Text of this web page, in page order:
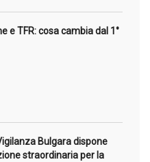
e TFR: cosa cambia dal 1°
Bulgara dispone
straordinaria per la